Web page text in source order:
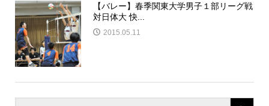
【バレー】春季関東大学男子１部リーグ戦
対日体大 快...
2015.05.11